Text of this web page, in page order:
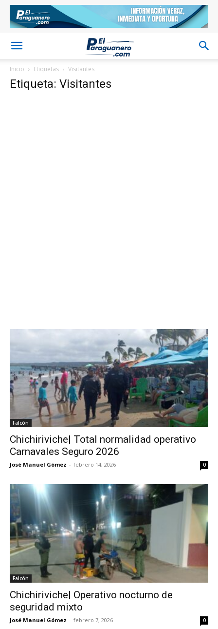
Inicio Etiquetas Visitantes
Etiqueta: Visitantes
Falcón
Chichiriviche| Total normalidad operativo
Carnavales Seguro 2026
José Manuel Gómez - febrero 14, 2026 0
Falcón
Chichiriviche| Operativo nocturno de
seguridad mixto
José Manuel Gómez - febrero 7, 2026 0